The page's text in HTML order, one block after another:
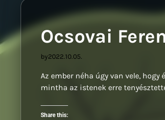
Ocsovai
by2022.10.05.
Az ember néha úgy van vele, hogy
mintha az istenek erre
Share this: